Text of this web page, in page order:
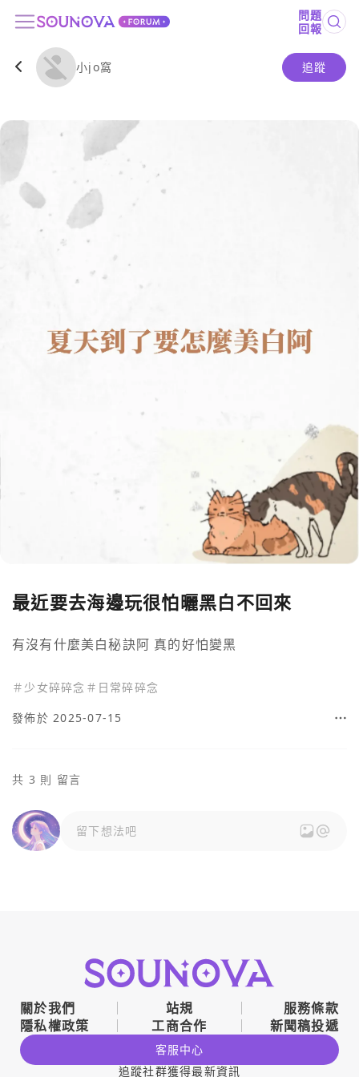
問題
回報
小jo窩 追蹤
最近要去海邊玩很怕曬黑白不回來
有沒有什麼美白秘訣阿 真的好怕變黑
＃ 少女碎碎念 ＃ 日常碎碎念
發佈於 2025-07-15
共 3 則 留言
留下想法吧
關於我們 站規
服務條款
隱私權政策
工商合作 新聞稿投遞
客服中心
追蹤社群獲得最新資訊